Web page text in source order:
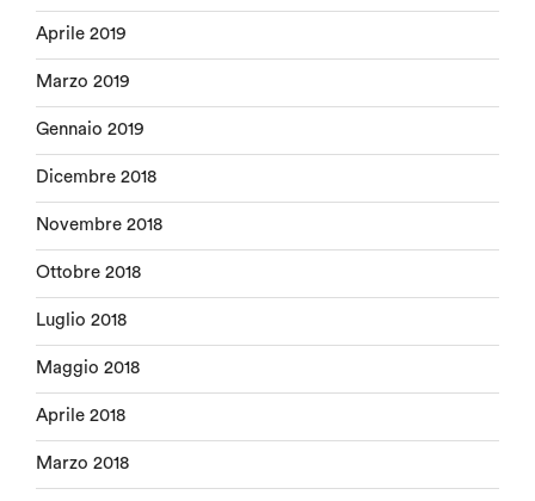
Aprile 2019
Marzo 2019
Gennaio 2019
Dicembre 2018
Novembre 2018
Ottobre 2018
Luglio 2018
Maggio 2018
Aprile 2018
Marzo 2018